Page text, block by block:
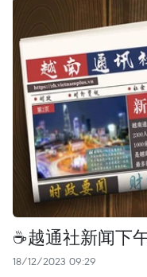
☕️越通社新闻下
18/12/2023 09:29